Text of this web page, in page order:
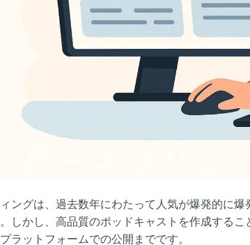
ングは、過去数年にわたって人気が爆発的に
しかし、高品質のポッドキャストを作成する
ラットフォームでの公開までです。